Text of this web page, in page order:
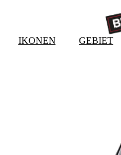
IKONEN GEBIET